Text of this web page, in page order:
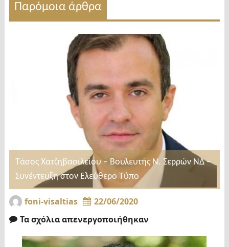
Παρόμοια άρθρα
Τάσος Χατζηβασιλείου – Βουλευτής Ν. Σερρών ΝΔ –
Συνέντευξη στον Ελεύθερο Τύπο
foni-visaltias
22/06/2020
Τα σχόλια απενεργοποιήθηκαν